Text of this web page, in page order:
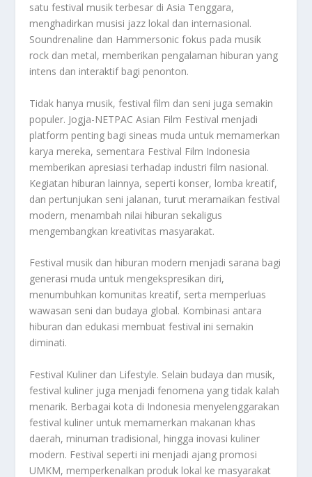
satu festival musik terbesar di Asia Tenggara,
menghadirkan musisi jazz lokal dan internasional.
Soundrenaline dan Hammersonic fokus pada musik
rock dan metal, memberikan pengalaman hiburan yang
intens dan interaktif bagi penonton.
Tidak hanya musik, festival film dan seni juga semakin
populer. Jogja-NETPAC Asian Film Festival menjadi
platform penting bagi sineas muda untuk memamerkan
karya mereka, sementara Festival Film Indonesia
memberikan apresiasi terhadap industri film nasional.
Kegiatan hiburan lainnya, seperti konser, lomba kreatif,
dan pertunjukan seni jalanan, turut meramaikan festival
modern, menambah nilai hiburan sekaligus
mengembangkan kreativitas masyarakat.
Festival musik dan hiburan modern menjadi sarana bagi
generasi muda untuk mengekspresikan diri,
menumbuhkan komunitas kreatif, serta memperluas
wawasan seni dan budaya global. Kombinasi antara
hiburan dan edukasi membuat festival ini semakin
diminati.
Festival Kuliner dan Lifestyle. Selain budaya dan musik,
festival kuliner juga menjadi fenomena yang tidak kalah
menarik. Berbagai kota di Indonesia menyelenggarakan
festival kuliner untuk memamerkan makanan khas
daerah, minuman tradisional, hingga inovasi kuliner
modern. Festival seperti ini menjadi ajang promosi
UMKM, memperkenalkan produk lokal ke masyarakat